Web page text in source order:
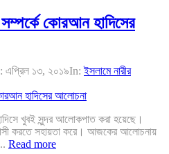
সম্পর্কে কোরআন হাদিসের
এপ্রিল ১৩, ২০১৯In:ইসলামে নারীর
খুবই সুন্দর আলোকপাত করা হয়েছে।
করতে সহায়তা করে। আজকের আলোচনায়
Read more